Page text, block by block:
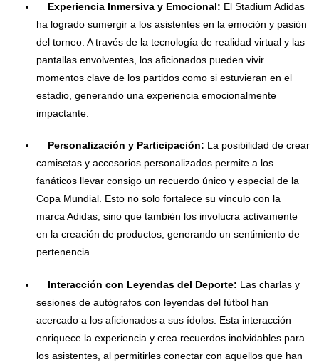
Experiencia Inmersiva y Emocional: El Stadium Adidas
ha logrado sumergir a los asistentes en la emoción y pasión
del torneo. A través de la tecnología de realidad virtual y las
pantallas envolventes, los aficionados pueden vivir
momentos clave de los partidos como si estuvieran en el
estadio, generando una experiencia emocionalmente
impactante.
Personalización y Participación: La posibilidad de crear
camisetas y accesorios personalizados permite a los
fanáticos llevar consigo un recuerdo único y especial de la
Copa Mundial. Esto no solo fortalece su vínculo con la
marca Adidas, sino que también los involucra activamente
en la creación de productos, generando un sentimiento de
pertenencia.
Interacción con Leyendas del Deporte: Las charlas y
sesiones de autógrafos con leyendas del fútbol han
acercado a los aficionados a sus ídolos. Esta interacción
enriquece la experiencia y crea recuerdos inolvidables para
los asistentes, al permitirles conectar con aquellos que han